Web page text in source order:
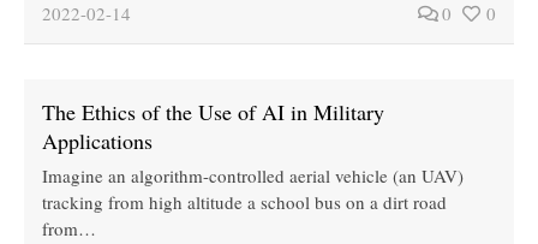
2022-02-14 0 0
The Ethics of the Use of AI in Military
Applications
Imagine an algorithm-controlled aerial vehicle (an UAV)
tracking from high altitude a school bus on a dirt road
from…